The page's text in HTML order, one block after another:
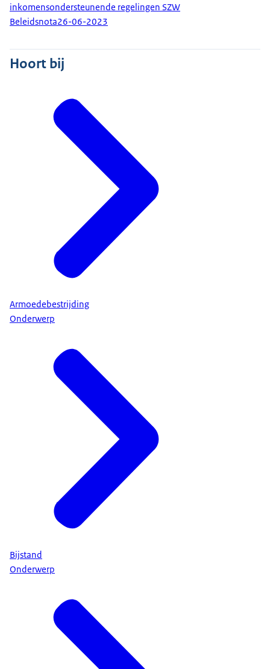
inkomensondersteunende regelingen SZW
Beleidsnota26-06-2023
Hoort bij
Armoedebestrijding
Onderwerp
Bijstand
Onderwerp